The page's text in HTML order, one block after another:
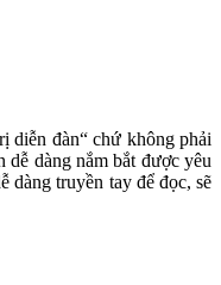
diễn đàn“ chứ không phải
dàng nắm bắt được yêu
dàng truyền tay để đọc, sẽ